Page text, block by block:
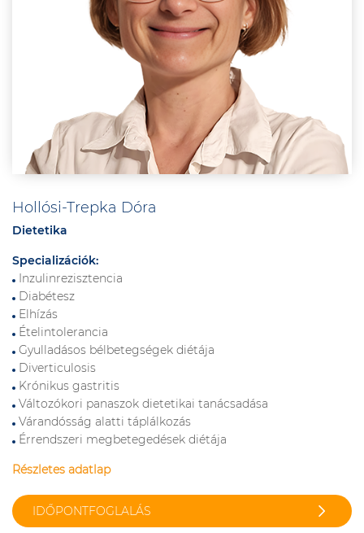
Hollósi-Trepka Dóra
Dietetika
Specializációk:
Inzulinrezisztencia
Diabétesz
Elhízás
Ételintolerancia
Gyulladásos bélbetegségek diétája
Diverticulosis
Krónikus gastritis
Változókori panaszok dietetikai tanácsadása
Várandósság alatti táplálkozás
Érrendszeri megbetegedések diétája
Részletes adatlap
IDŐPONTFOGLALÁS